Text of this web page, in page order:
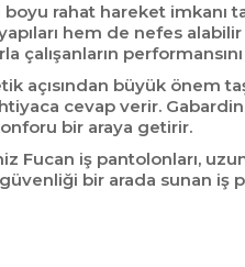
boyu rahat hareket imkanı
hem de nefes alabilir
büyük önem
cevap verir.
bir araya getirir.
Fucan iş pantolonları,
güvenliği bir arada sunan